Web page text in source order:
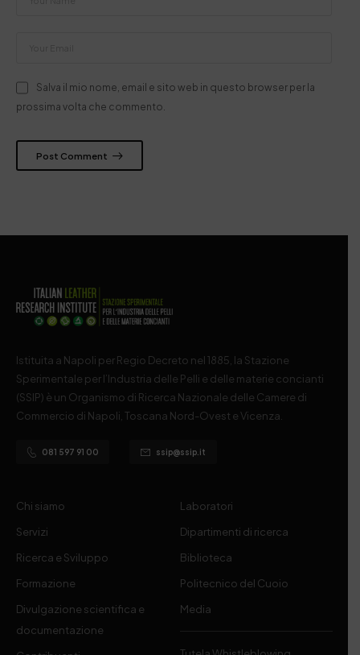
Salva il mio nome, email e sito web in questo browser per la
prossima volta che commento.
Post Comment
Istituita a Napoli per Regio Decreto nel 1885, la Stazione
Sperimentale per l’Industria delle Pelli e delle materie concianti
(SSIP) è un Organismo di Ricerca Nazionale delle Camere di
Commercio di Napoli, Toscana Nord-Ovest e Vicenza.
081 597 91 00 ssip@ssip.it
Chi siamo
Servizi
Ricerca e Sviluppo
Formazione
Divulgazione scientifica e
documentazione
Laboratori
Dipartimenti di ricerca
Biblioteca
Politecnico del Cuoio
Media